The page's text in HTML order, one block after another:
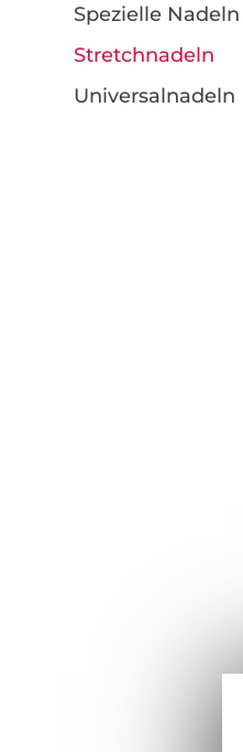
Spezielle Nadeln
Stretchnadeln
Universalnadeln